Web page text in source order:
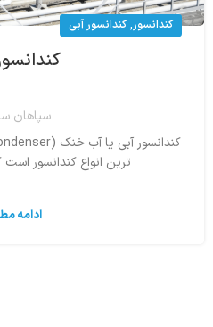
کندانسور,کندانسور آبی
سپاهان
ترین انواع کندانسور
ادامه